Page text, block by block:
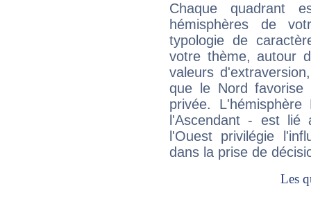
Chaque quadrant
hémisphères de
typologie de
votre thème, autour
valeurs
que le Nord favorise
privée.
l'Ascendant - est
l'Ouest privilégie
dans la prise de